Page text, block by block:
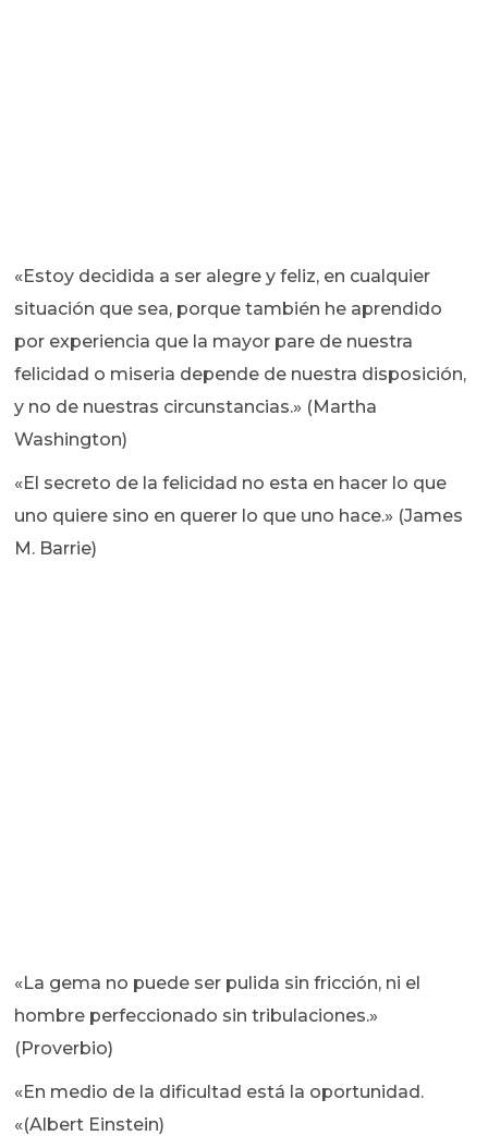
«Estoy decidida a ser alegre y feliz, en cualquier
situación que sea, porque también he aprendido
por experiencia que la mayor pare de nuestra
felicidad o miseria depende de nuestra disposición,
y no de nuestras circunstancias.» (Martha
Washington)
«El secreto de la felicidad no esta en hacer lo que
uno quiere sino en querer lo que uno hace.» (James
M. Barrie)
«La gema no puede ser pulida sin fricción, ni el
hombre perfeccionado sin tribulaciones.»
(Proverbio)
«En medio de la dificultad está la oportunidad.
«(Albert Einstein)